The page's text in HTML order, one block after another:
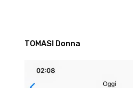
TOMASI Donna